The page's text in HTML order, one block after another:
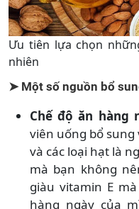
Ưu tiên lựa chọn
nhiên
➤ Một số nguồn bổ
Chế độ ăn hàng
viên uống bổ
và các loại hạt là
mà bạn không
giàu vitamin E
hàng ngày của